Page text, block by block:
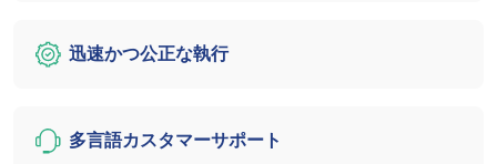
迅速かつ公正な執行
多言語カスタマーサポート